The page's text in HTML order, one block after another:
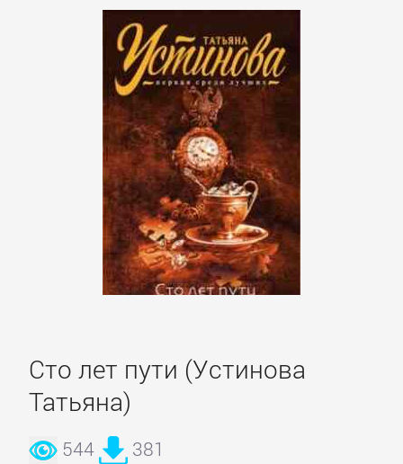
Сто лет пути (Устинова
Татьяна)
544 381
Зарубежная
фантастика
Зарубежное
Зарубежные
детективы
романы
Зарубежные
приключения